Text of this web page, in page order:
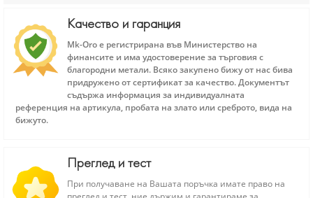
Качество и гаранция
Mk-Oro е регистрирана във Министерство на
финансите и има удостоверение за търговия с
благородни метали. Всяко закупено бижу от нас бива
придружено от сертификат за качество. Документът
съдържа информация за индивидуалната
референция на артикула, пробата на злато или среброто, вида на
бижуто.
Преглед и тест
При получаване на Вашата поръчка имате право на